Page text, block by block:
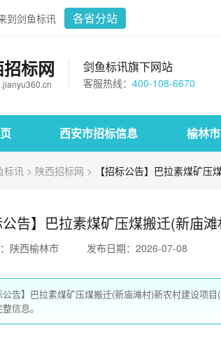
到剑鱼标讯 各省分站
标网 剑鱼标讯旗下网站
客服热线： 400-108-6670
西安市招标信息 榆林
标讯 > 陕西招标网 > 【招标公告】巴拉素煤矿
公告】巴拉素煤矿压煤搬迁(新庙
陕西榆林市 发布日期：2026-07-08
公告】巴拉素煤矿压煤搬迁(新庙滩村)新农村建设项
信息。